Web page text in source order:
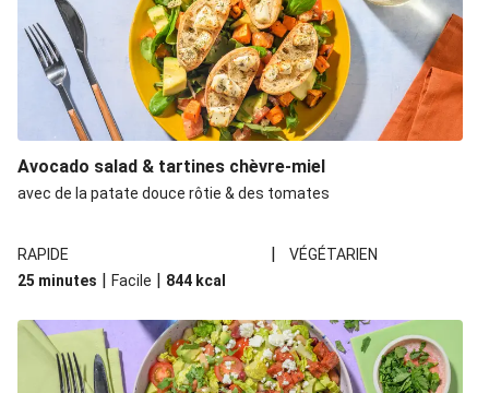
Avocado salad & tartines chèvre-miel
avec de la patate douce rôtie & des tomates
RAPIDE |
VÉGÉTARIEN
25 minutes | Facile | 844 kcal